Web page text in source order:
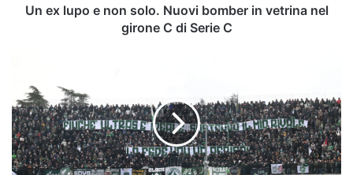
vetrina
Serie
C
Un ex lupo e non solo. Nuovi bomber in vetrina nel
girone C di Serie C
prevendita
dei
tagliandi:
orari,
prezzi